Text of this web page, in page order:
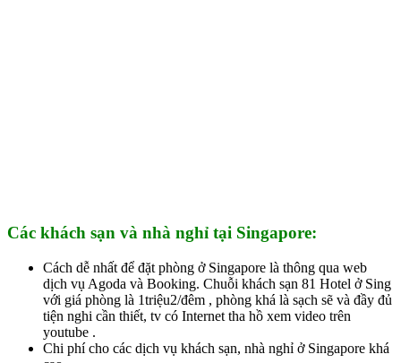
Các khách sạn và nhà nghỉ tại Singapore:
Cách dễ nhất để đặt phòng ở Singapore là thông qua web
dịch vụ Agoda và Booking. Chuỗi khách sạn 81 Hotel ở Sing
với giá phòng là 1triệu2/đêm , phòng khá là sạch sẽ và đầy đủ
tiện nghi cần thiết, tv có Internet tha hồ xem video trên
youtube .
Chi phí cho các dịch vụ khách sạn, nhà nghỉ ở Singapore khá